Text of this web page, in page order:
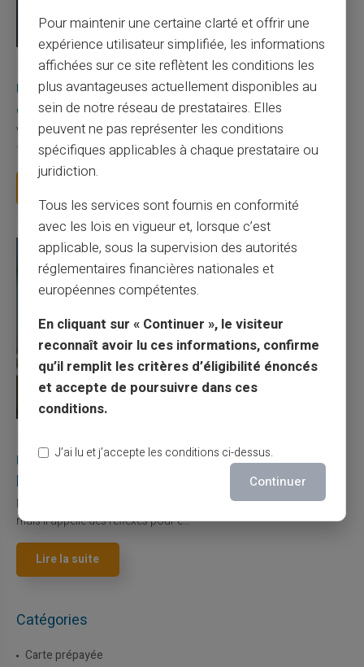
03/08/2026 Veritas Carte prépayée
Une carte bancaire gratuite sans compte, ça
existe ?
Vous avez tapé cette recherche parce que votre banque vous
facture 50 € par an pour une carte que vo...
Utilisation responsable du paiement mobile avec
la carte Veritas
Le paiement mobile s'est imposé dans les habitudes quotidiennes,
mais il appelle des réflexes pour é...
Lire la suite
Catégories
Carte prépayée
Pour maintenir une certaine clarté et offrir une
expérience utilisateur simplifiée, les informations
affichées sur ce site reflètent les conditions les
plus avantageuses actuellement disponibles au
sein de notre réseau de prestataires. Elles
peuvent ne pas représenter les conditions
spécifiques applicables à chaque prestataire ou
juridiction.
Tous les services sont fournis en conformité
avec les lois en vigueur et, lorsque c’est
applicable, sous la supervision des autorités
réglementaires financières nationales et
européennes compétentes.
En cliquant sur « Continuer », le visiteur
reconnaît avoir lu ces informations, confirme
qu’il remplit les critères d’éligibilité énoncés
et accepte de poursuivre dans ces
conditions.
J’ai lu et j’accepte les conditions ci-dessus.
Continuer